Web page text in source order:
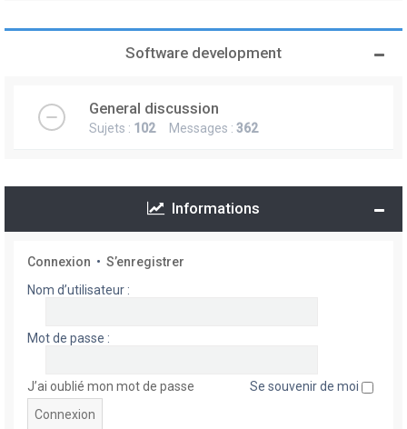
Software development
General discussion
Sujets : 102Messages : 362
Informations
Connexion • S’enregistrer
Nom d’utilisateur :
Mot de passe :
J’ai oublié mon mot de passe Se souvenir de moi